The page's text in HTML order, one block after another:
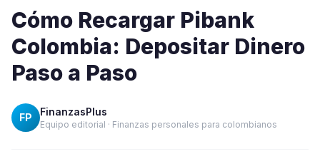
Cómo Recargar Pibank
Colombia: Depositar Dinero
Paso a Paso
FP FinanzasPlus
Equipo editorial · Finanzas personales para colombianos